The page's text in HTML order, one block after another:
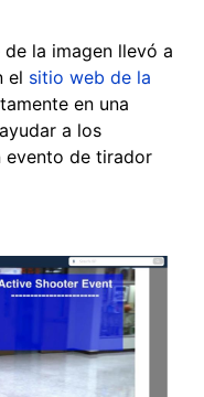
la imagen llevó a
el sitio web de la
en una
a los
evento de tirador